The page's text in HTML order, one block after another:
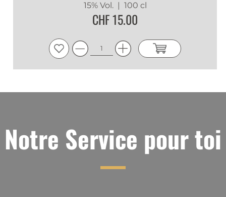
15% Vol. | 100 cl
CHF 15.00
Notre Service pour toi